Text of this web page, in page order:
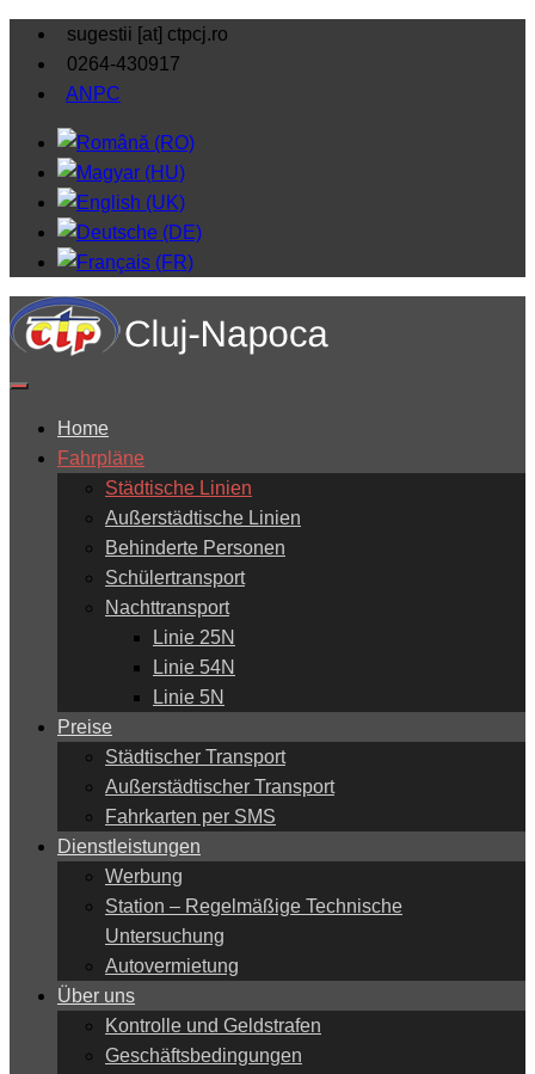
sugestii [at] ctpcj.ro
0264-430917
ANPC
Home
Fahrpläne
Städtische Linien
Außerstädtische Linien
Behinderte Personen
Schülertransport
Nachttransport
Linie 25N
Linie 54N
Linie 5N
Preise
Städtischer Transport
Außerstädtischer Transport
Fahrkarten per SMS
Dienstleistungen
Werbung
Station – Regelmäßige Technische
Untersuchung
Autovermietung
Über uns
Kontrolle und Geldstrafen
Geschäftsbedingungen